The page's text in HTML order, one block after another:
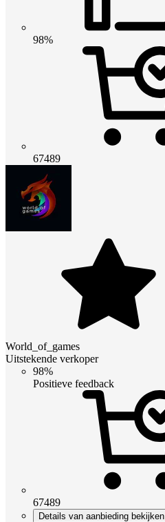
98%
67489
World_of_games
Uitstekende verkoper
98%
Positieve feedback
67489
Details van aanbieding bekijken